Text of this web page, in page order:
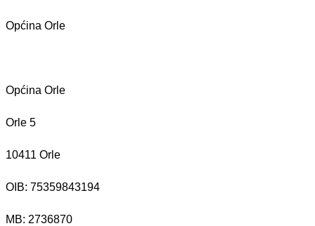
Općina Orle
Općina Orle
Orle 5
10411 Orle
OIB: 75359843194
MB: 2736870